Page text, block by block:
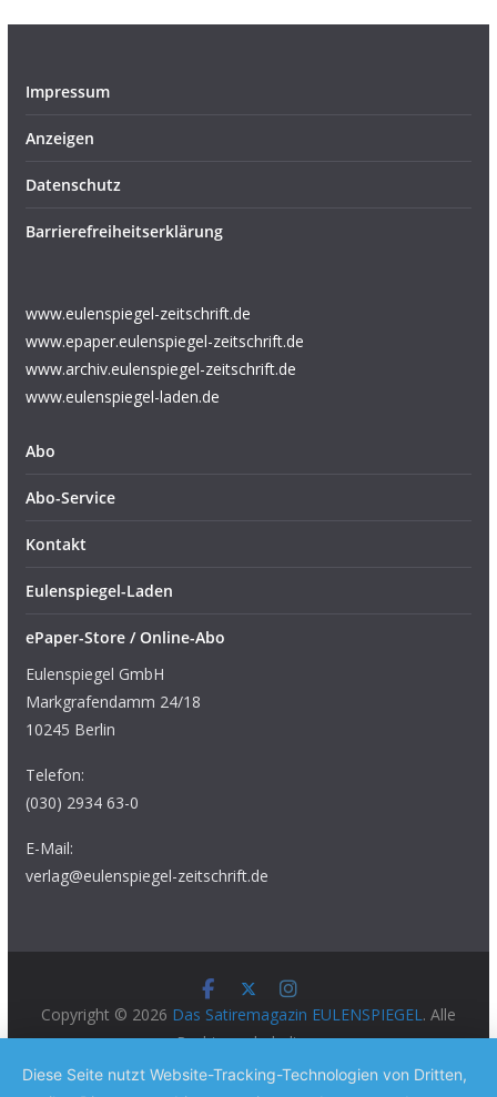
Impressum
Anzeigen
Datenschutz
Barrierefreiheitserklärung
www.eulenspiegel-zeitschrift.de
www.epaper.eulenspiegel-zeitschrift.de
www.archiv.eulenspiegel-zeitschrift.de
www.eulenspiegel-laden.de
Abo
Abo-Service
Kontakt
Eulenspiegel-Laden
ePaper-Store / Online-Abo
Eulenspiegel GmbH
Markgrafendamm 24/18
10245 Berlin
Telefon:
(030) 2934 63-0
E-Mail:
verlag@eulenspiegel-zeitschrift.de
Copyright © 2026 Das Satiremagazin EULENSPIEGEL. Alle
Rechte vorbehalten.
Theme:ColorMag Provon ThemeGrill. Präsentiert von
Diese Seite nutzt Website-Tracking-Technologien von Dritten,